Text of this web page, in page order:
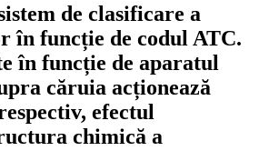
de clasificare a
în funcție de codul ATC.
în funcție de aparatul
căruia acționează
efectul
chimică a